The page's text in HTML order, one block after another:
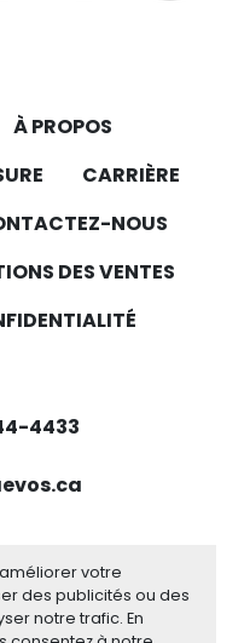
votre
des publicités ou des
notre trafic. En
À PROPOS
CARRIÈRE
NOUS
DES VENTES
4433
linkedin